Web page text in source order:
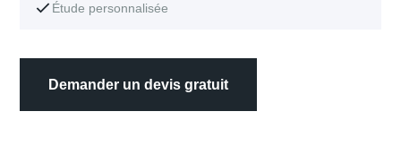
Étude personnalisée
Demander un devis gratuit